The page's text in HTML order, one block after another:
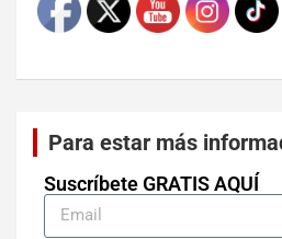
Para estar más
Suscríbete GRATIS AQUÍ